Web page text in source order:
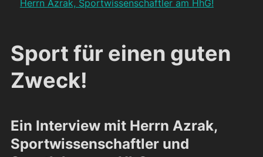
Herrn Azrak, Sportwissenschaftler am HhG!
Sport für einen guten
Zweck!
Ein Interview mit Herrn Azrak,
Sportwissenschaftler und